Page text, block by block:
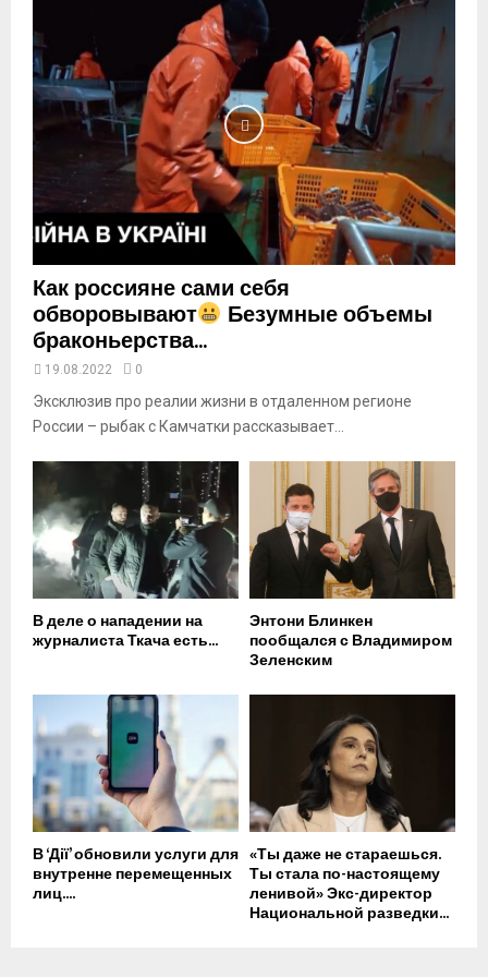
y
b
e
Как россияне сами себя
обворовывают Безумные объемы
браконьерства...
19.08.2022 0
Эксклюзив про реалии жизни в отдаленном регионе
России – рыбак с Камчатки рассказывает...
В деле о нападении на
журналиста Ткача есть...
Энтони Блинкен
пообщался с Владимиром
Зеленским
В ‘Дії’ обновили услуги для
внутренне перемещенных
лиц....
«Ты даже не стараешься.
Ты стала по-настоящему
ленивой» Экс-директор
Национальной разведки...